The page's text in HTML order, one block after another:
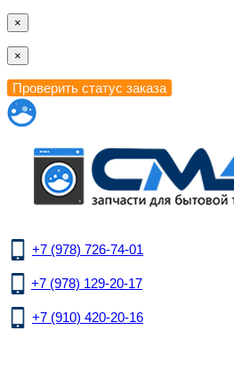
×
×
+7 (978) 726-74-01
+7 (978) 129-20-17
+7 (910) 420-20-16